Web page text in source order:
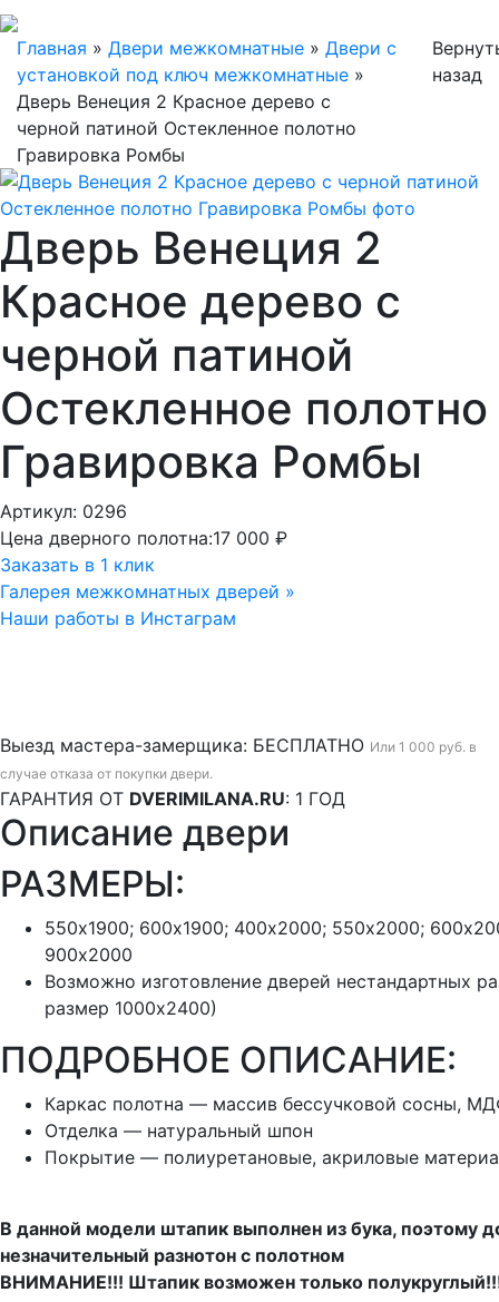
Главная » Двери межкомнатные » Двери с
установкой под ключ межкомнатные »
Дверь Венеция 2 Красное дерево с
черной патиной Остекленное полотно
Гравировка Ромбы
назад
Дверь Венеция 2
Красное дерево с
черной патиной
Остекленное полотно
Гравировка Ромбы
Артикул: 0296
Цена дверного полотна:17 000 ₽
Заказать в 1 клик
Галерея межкомнатных дверей »
Наши работы в Инстаграм
Выезд мастера-замерщика: БЕСПЛАТНО Или 1 000 руб. в
случае отказа от покупки двери.
ГАРАНТИЯ ОТ DVERIMILANA.RU: 1 ГОД
Описание двери
РАЗМЕРЫ:
550х1900; 600х1900; 400х2000; 550х2000;
900х2000
Возможно изготовление дверей нестандартных
размер 1000х2400)
ПОДРОБНОЕ ОПИСАНИЕ:
Каркас полотна — массив бессучковой сосны,
Отделка — натуральный шпон
Покрытие — полиуретановые, акриловые
В данной модели штапик выполнен из бука, поэтому
незначительный разнотон с полотном
ВНИМАНИЕ!!! Штапик возможен только